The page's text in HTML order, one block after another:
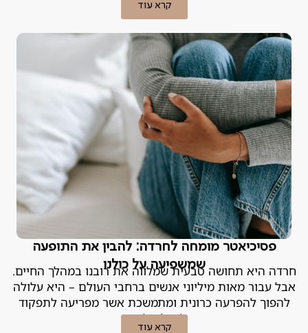
קרא עוד
פסיכיאטר מומחה לחרדה: להבין את התופעה
שמשפיעה על כולנו
חרדה היא תחושה טבעית שמלווה את רובנו במהלך החיים.
אבל עבור מאות מיליוני אנשים ברחבי העולם – היא עלולה
להפוך להפרעה כרונית ומתמשכת אשר מפריעה לתפקוד
היומיומי וליכולת ליהנות מהחיים
קרא עוד